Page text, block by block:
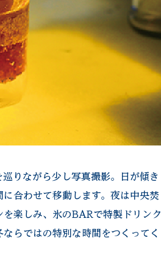
りながら少し写真撮影。日が傾き
合わせて移動します。夜は中央焚
楽しみ、氷のBARで特製ドリンク
らではの特別な時間をつくってく